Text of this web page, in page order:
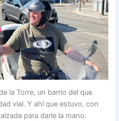
la Torre, un barrio del que
vial. Y ahí que estuvo, con
para darle la mano.